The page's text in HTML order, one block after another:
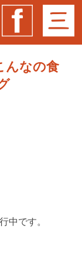
んなの食
中です。